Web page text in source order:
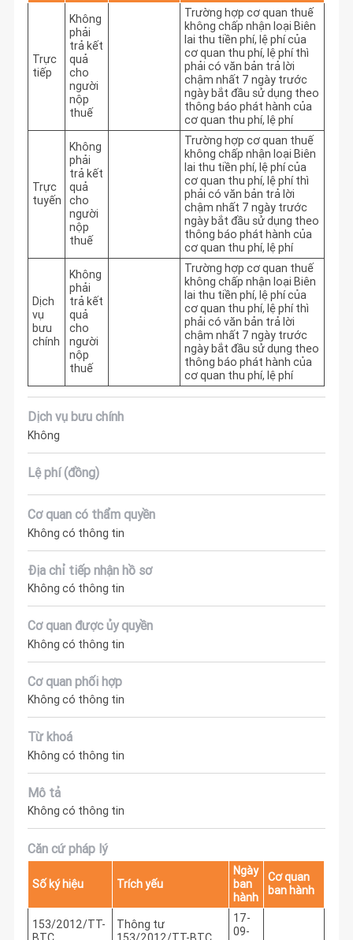
Trực
tiếp
Không
phải
trả kết
quả
cho
người
nộp
thuế
Trường hợp cơ quan thuế
không chấp nhận loại Biên
lai thu tiền phí, lệ phí của
cơ quan thu phí, lệ phí thì
phải có văn bản trả lời
chậm nhất 7 ngày trước
ngày bắt đầu sử dụng theo
thông báo phát hành của
cơ quan thu phí, lệ phí
Trực
tuyến
Không
phải
trả kết
quả
cho
người
nộp
thuế
Trường hợp cơ quan thuế
không chấp nhận loại Biên
lai thu tiền phí, lệ phí của
cơ quan thu phí, lệ phí thì
phải có văn bản trả lời
chậm nhất 7 ngày trước
ngày bắt đầu sử dụng theo
thông báo phát hành của
cơ quan thu phí, lệ phí
Dịch
vụ
bưu
chính
Không
phải
trả kết
quả
cho
người
nộp
thuế
Trường hợp cơ quan thuế
không chấp nhận loại Biên
lai thu tiền phí, lệ phí của
cơ quan thu phí, lệ phí thì
phải có văn bản trả lời
chậm nhất 7 ngày trước
ngày bắt đầu sử dụng theo
thông báo phát hành của
cơ quan thu phí, lệ phí
Dịch vụ bưu chính
Không
Lệ phí (đồng)
Cơ quan có thẩm quyền
Không có thông tin
Địa chỉ tiếp nhận hồ sơ
Không có thông tin
Cơ quan được ủy quyền
Không có thông tin
Cơ quan phối hợp
Không có thông tin
Từ khoá
Không có thông tin
Mô tả
Không có thông tin
Căn cứ pháp lý
Số ký hiệu Trích yếu
Ngày
ban
hành
Cơ quan
ban hành
153/2012/TT-
Thông tư
17-
09-